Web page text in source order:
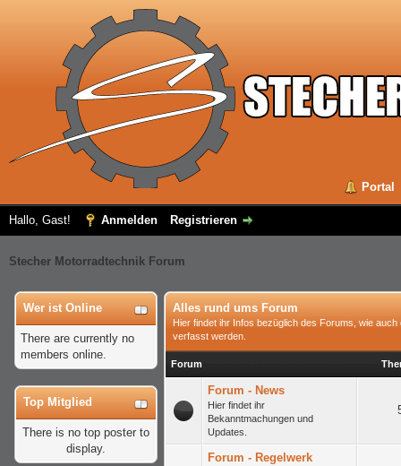
Portal
Hallo, Gast! Anmelden Registrieren
Stecher Motorradtechnik Forum
Wer ist Online
There are currently no
members online.
Top Mitglied
There is no top poster to
display.
Alles rund ums Forum
Hier findet ihr Infos bezüglich des Forums, wie
verfasst werden.
Forum
Forum - News
Hier findet ihr
Bekanntmachungen und
Updates.
Forum - Regelwerk